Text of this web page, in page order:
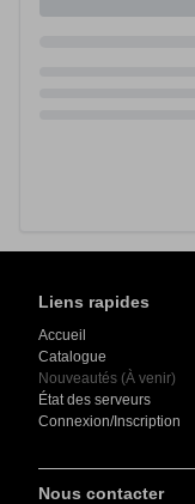
Liens rapides
Accueil
Catalogue
Nouveautés (À venir)
État des serveurs
Connexion/Inscription
Nous contacter